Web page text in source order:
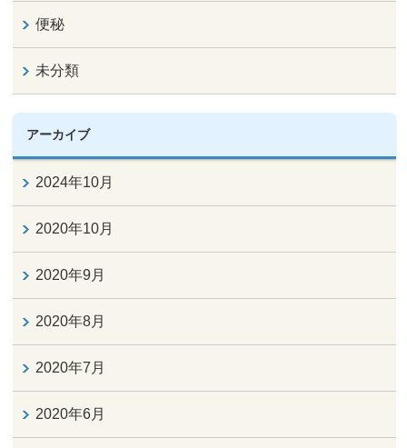
便秘
未分類
アーカイブ
2024年10月
2020年10月
2020年9月
2020年8月
2020年7月
2020年6月